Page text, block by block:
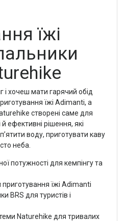
їжі
і хочеш мати гарячий обід
їжі Adimanti, а
створені саме для
ефективні рішення, які
воду, приготувати каву
неба.
потужності для кемпінгу та
приготування їжі Adimanti
BRS для туристів і
Naturehike для тривалих